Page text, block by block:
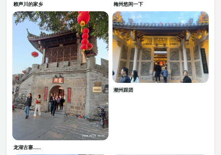
赖声川的家乡 梅州悠闲一下
龙湖古寨……
潮州跟团